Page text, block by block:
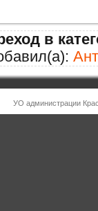
в
УО администрации